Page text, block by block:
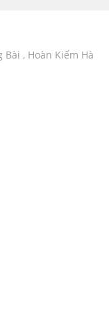
Bài , Hoàn Kiếm Hà